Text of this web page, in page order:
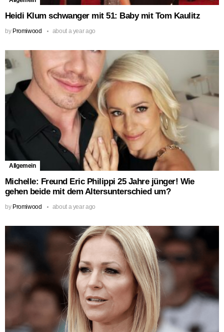
Heidi Klum schwanger mit 51: Baby mit Tom Kaulitz
by Promiwood about a year ago
Allgemein
Michelle: Freund Eric Philippi 25 Jahre jünger! Wie
gehen beide mit dem Altersunterschied um?
by Promiwood about a year ago